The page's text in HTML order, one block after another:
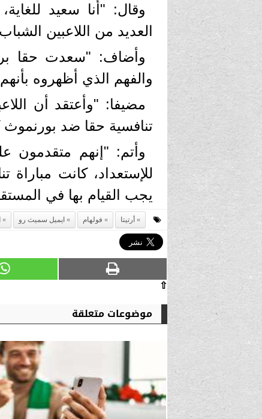
وقال: "أنا سعيد
العديد من اللاعبين
وأضاف: "سعدت حقا
والفهم الذي أظهروه
مضيفا: "وأعتقد أن
تنافسية حقا ضد بورنموث
وأتم: "إنهم متقدمون
للإستعداد، كانت مباراة
يجب القيام بها في
أرتيتا فولهام ايميل سميث رو
⇧
موضوعات متعلقة